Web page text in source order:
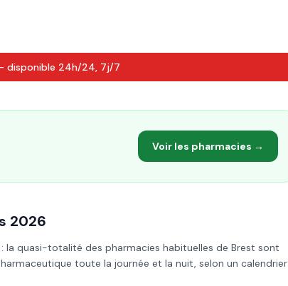
disponible 24h/24, 7j/7
Voir les pharmacies →
2026
: la quasi-totalité des pharmacies habituelles de Brest sont
toute la journée et la nuit, selon un calendrier